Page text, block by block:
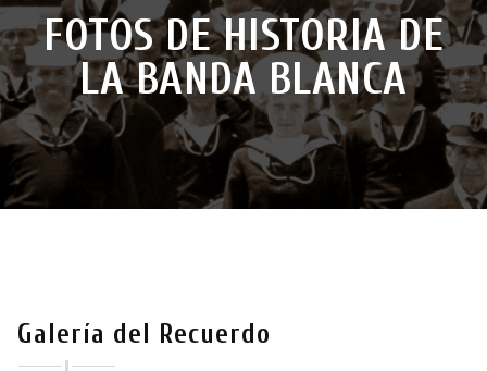
FOTOS DE HISTORIA DE
LA BANDA BLANCA
Galería del Recuerdo